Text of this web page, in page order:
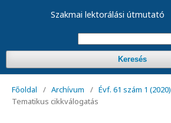
Szakmai lektorálási útmutató
Keresés
Főoldal / Archívum / Évf. 61 szám 1 (2020)
Tematikus cikkválogatás